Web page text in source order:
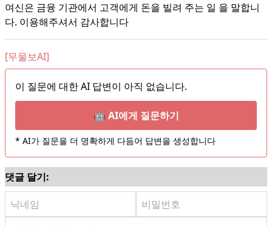
여신은 금융 기관에서 고객에게 돈을 빌려 주는 일 을 말합니
다. 이용해주셔서 감사합니다
[무물보AI]
이 질문에 대한 AI 답변이 아직 없습니다.
🤖 AI에게 질문하기
* AI가 질문을 더 명확하게 다듬어 답변을 생성합니다
댓글 달기: